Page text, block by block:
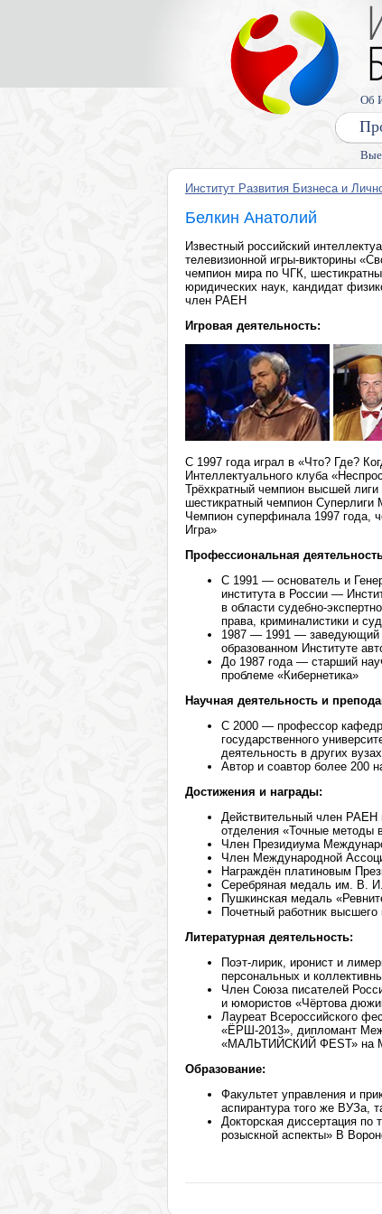
Об
Институт Развития Бизнеса и
Белкин Анатолий
Известный российский
телевизионной игры-викторины
чемпион мира по ЧГК,
юридических наук, кандидат
член РАЕН
Игровая деятельность:
С 1997 года играл в «Что? Где?
Интеллектуального клуба
Трёхкратный чемпион высшей
шестикратный чемпион
Чемпион суперфинала 1997 года,
Игра»
Профессиональная
С 1991 — основатель и
института в России —
в области судебно-
права, криминалистики и
1987 — 1991 — заведующий
образованном Институте
До 1987 года — старший
проблеме «Кибернетика»
Научная деятельность и
С 2000 — профессор
государственного
деятельность в других вузах
Автор и соавтор более 200
Достижения и награды:
Действительный член РАЕН
отделения «Точные методы
Член Президиума
Член Международной
Награждён платиновым
Серебряная медаль им. В.
Пушкинская медаль
Почетный работник
Литературная деятельность:
Поэт-лирик, иронист и
персональных и
Член Союза писателей
и юмористов «Чёртова
Лауреат Всероссийского
«ЁРШ-2013», дипломант
«МАЛЬТИЙСКИЙ ФЕSТ» на
Образование:
Факультет управления и
аспирантура того же ВУЗа,
Докторская диссертация по
розыскной аспекты» В